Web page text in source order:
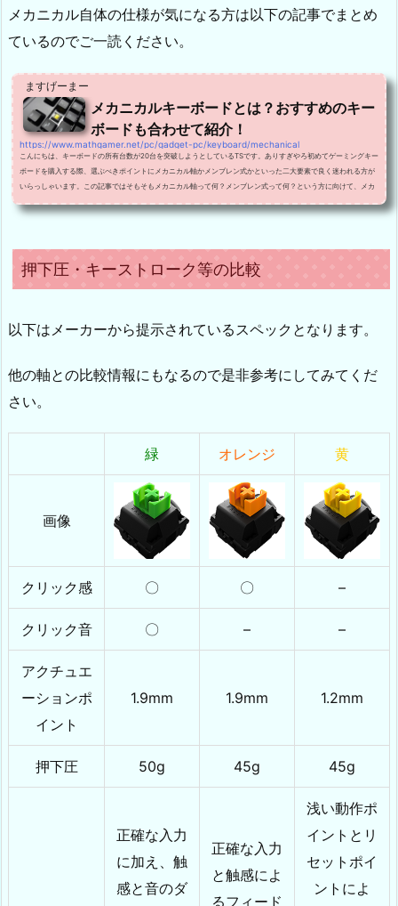
メカニカル自体の仕様が気になる方は以下の記事でまとめ
ているのでご一読ください。
ますげーまー
メカニカルキーボードとは？おすすめのキー
ボードも合わせて紹介！
https://www.mathgamer.net/pc/gadget-pc/keyboard/mechanical
こんにちは、キーボードの所有台数が20台を突破しようとしているTSです。ありすぎやろ初めてゲーミングキー
ボードを購入する際、選ぶべきポイントにメカニカル軸かメンブレン式かといった二大要素で良く迷われる方が
いらっしゃいます。この記事ではそもそもメカニカル軸って何？メンブレン式って何？という方に向けて、メカ
ンブレン式に関しては別途記事があるのでそちらをご覧ください。メカニカル軸とはまずはメカニカル軸の...
押下圧・キーストローク等の比較
以下はメーカーから提示されているスペックとなります。
他の軸との比較情報にもなるので是非参考にしてみてくだ
さい。
緑 オレンジ 黄
画像
クリック感 〇 〇 –
クリック音 〇 – –
アクチュエ
ーションポ
イント
1.9mm 1.9mm 1.2mm
押下圧 50g 45g 45g
正確な入力
に加え、触
感と音のダ
正確な入力
と触感によ
るフィード
浅い動作ポ
イントとリ
セットポイ
ントによ